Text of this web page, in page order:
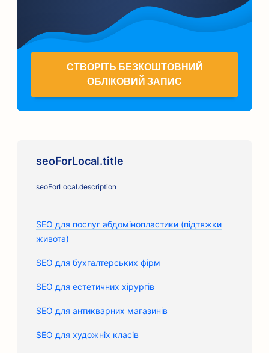
СТВОРІТЬ БЕЗКОШТОВНИЙ
ОБЛІКОВИЙ ЗАПИС
seoForLocal.title
seoForLocal.description
SEO для послуг абдомінопластики (підтяжки
живота)
SEO для бухгалтерських фірм
SEO для естетичних хірургів
SEO для антикварних магазинів
SEO для художніх класів